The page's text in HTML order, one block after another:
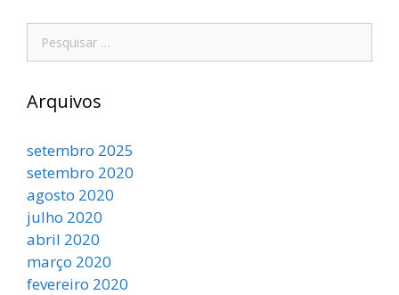
Pesquisar
por:
Arquivos
setembro 2025
setembro 2020
agosto 2020
julho 2020
abril 2020
março 2020
fevereiro 2020